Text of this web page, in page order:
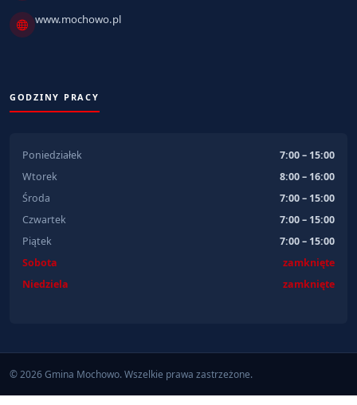
www.mochowo.pl
GODZINY PRACY
Poniedziałek
7:00 – 15:00
Wtorek
8:00 – 16:00
Środa
7:00 – 15:00
Czwartek
7:00 – 15:00
Piątek
7:00 – 15:00
Sobota
zamknięte
Niedziela
zamknięte
© 2026 Gmina Mochowo. Wszelkie prawa zastrzeżone.